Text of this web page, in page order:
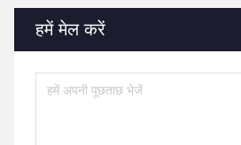
हमें मेल करें